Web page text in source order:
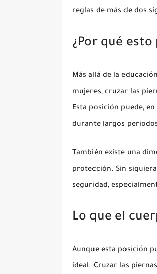
reglas de más de dos
¿Por qué
Más allá de la
mujeres, cruzar las
Esta posición puede,
durante largos
También existe una
protección. Sin
seguridad,
Lo que el
Aunque esta posición
ideal. Cruzar las